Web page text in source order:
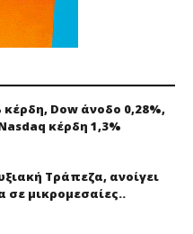
Dow άνοδο 0,28%,
κέρδη 1,3%
Τράπεζα, ανοίγει
σε μικρομεσαίες..